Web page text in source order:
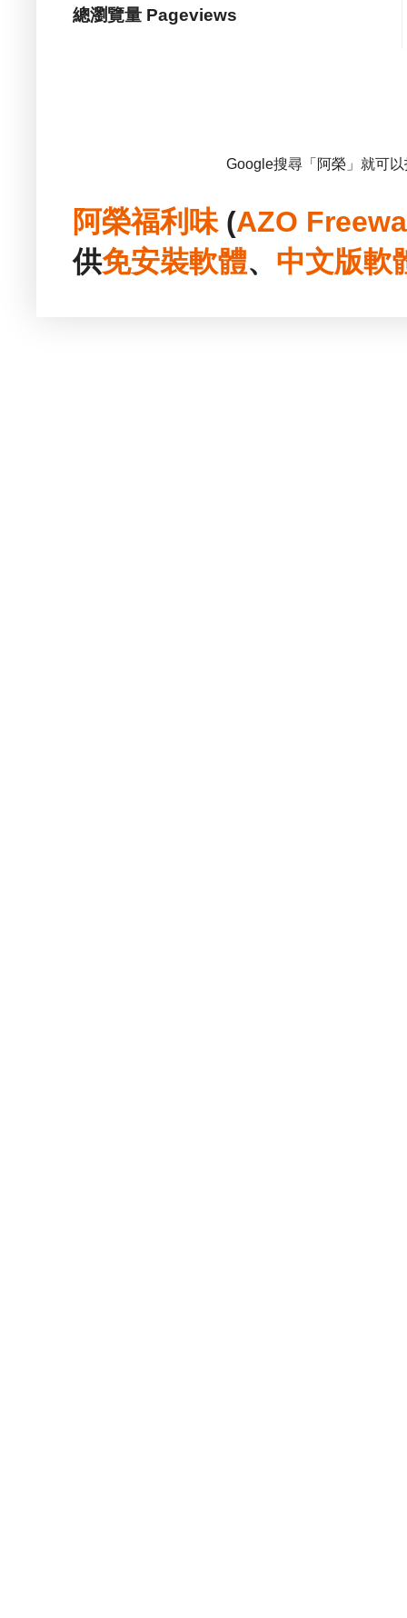
總瀏覽量 Pageviews
Google搜尋「阿榮」就可
阿榮福利味(AZO
供免安裝軟體、 中文版軟